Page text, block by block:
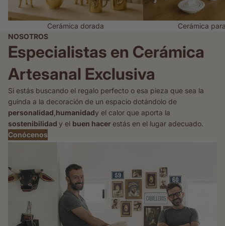
Cerámica dorada
Cerámica
NOSOTROS
Especialistas en Cerámica
Artesanal Exclusiva
Si estás buscando el regalo perfecto o esa pieza que sea la
guinda a la decoración de un espacio dotándolo de
personalidad humanidady el calor que aporta la
sostenibilidad y el buen hacer estás en el lugar adecuado.
Conócenos